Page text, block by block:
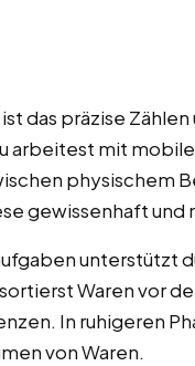
das präzise
arbeitest mit
physischem
gewissenhaft und
unterstützt
Waren vor
In ruhigeren
von Waren.